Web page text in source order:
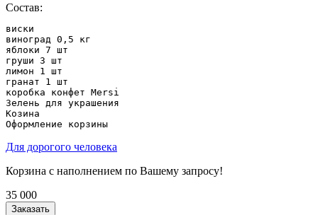
Состав:
виски
виноград 0,5 кг
яблоки 7 шт
груши 3 шт
лимон 1 шт
гранат 1 шт
коробка конфет Mersi
Зелень для украшения
Козина
Оформление корзины
Для дорогого человека
Корзина с наполнением по Вашему запросу!
35 000
Заказать